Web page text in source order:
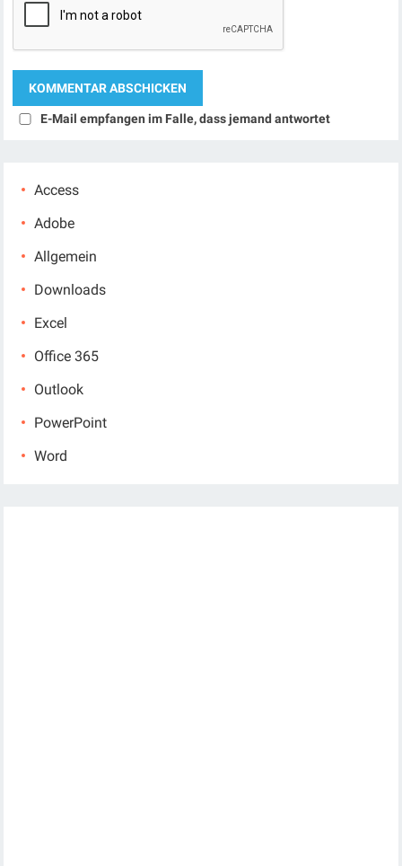
E-Mail empfangen im Falle, dass jemand antwortet
Access
Adobe
Allgemein
Downloads
Excel
Office 365
Outlook
PowerPoint
Word